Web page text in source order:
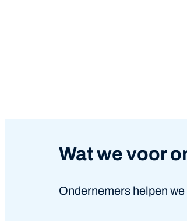
Wat we voor
Ondernemers helpen